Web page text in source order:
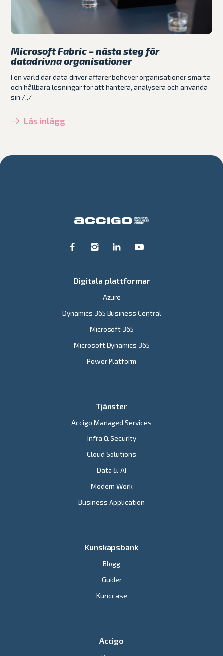
Microsoft Fabric – nästa steg för
datadrivna organisationer
I en värld där data driver affärer behöver organisationer smarta
och hållbara lösningar för att hantera, analysera och använda
sin /../
Läs inlägg
Digitala plattformar
Azure
Dynamics 365 Business Central
Microsoft 365
Microsoft Dynamics 365
Power Platform
Tjänster
Accigo Managed Services
Infra & Security
Cloud Solutions
Data & AI
Modern Work
Business Application
Kunskapsbank
Blogg
Guider
Kundcase
Accigo